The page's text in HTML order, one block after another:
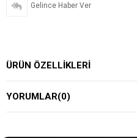
Gelince Haber Ver
ÜRÜN ÖZELLIKLERI
YORUMLAR(0)